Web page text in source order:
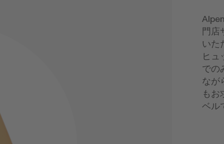
門店
いた
ヒュ
での
なが
もお
ベル